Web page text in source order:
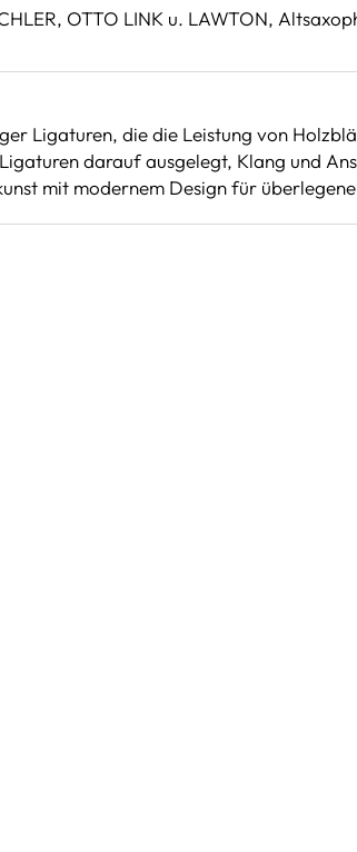
OTTO LINK u. LAWTON,
Ligaturen, die die Leistung von
darauf ausgelegt, Klang und
mit modernem Design für